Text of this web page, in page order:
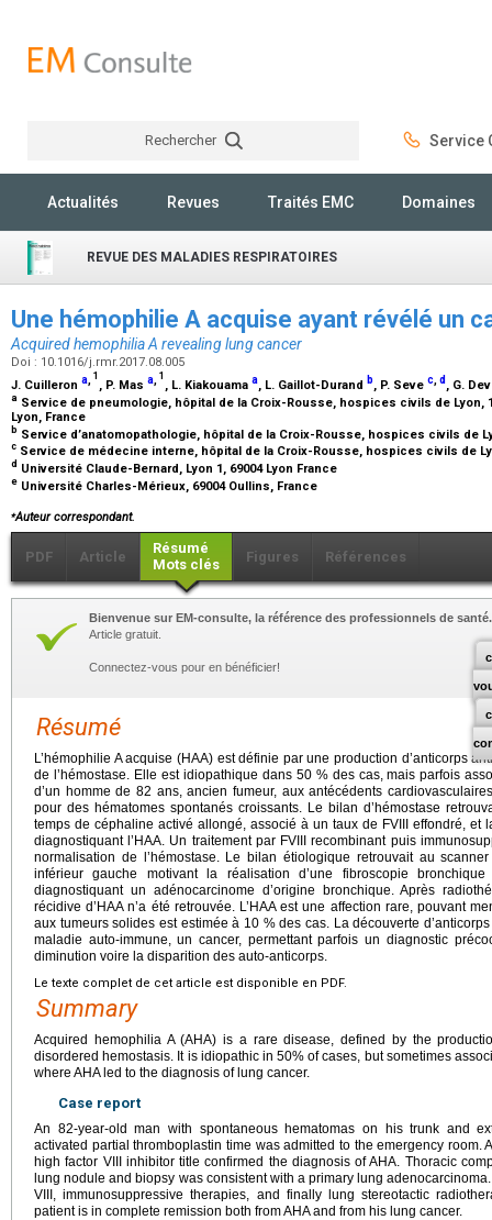
Rechercher Service
Actualités Revues Traités EMC Domaines
REVUE DES MALADIES RESPIRATOIRES
Une hémophilie A acquise ayant révélé un
Acquired hemophilia A revealing lung cancer
Doi : 10.1016/j.rmr.2017.08.005
J. Cuilleron a, 1
, P. Mas a, 1
, L. Kiakouama a, L. Gaillot-Durand b, P. Seve c,d , G.
a Service de pneumologie, hôpital de la Croix-Rousse, hospices civils de Lyon,
Lyon, France
b Service d’anatomopathologie, hôpital de la Croix-Rousse, hospices civils de
c Service de médecine interne, hôpital de la Croix-Rousse, hospices civils de
d Université Claude-Bernard, Lyon 1, 69004 Lyon France
e Université Charles-Mérieux, 69004 Oullins, France
⁎Auteur correspondant.
PDF Article
Résumé
Mots clés
Figures Références
Bienvenue sur EM-consulte, la référence des professionnels de santé.
Article gratuit.
Connectez-vous pour en bénéficier!
Résumé
L’hémophilie A acquise (HAA) est définie par une production d’anticorps
de l’hémostase. Elle est idiopathique dans 50 % des cas, mais parfois
d’un homme de 82 ans, ancien fumeur, aux antécédents
pour des hématomes spontanés croissants. Le bilan d’hémostase
temps de céphaline activé allongé, associé à un taux de FVIII effondré, et
diagnostiquant l’HAA. Un traitement par FVIII recombinant puis
normalisation de l’hémostase. Le bilan étiologique retrouvait au
inférieur gauche motivant la réalisation d’une fibroscopie
diagnostiquant un adénocarcinome d’origine bronchique. Après
récidive d’HAA n’a été retrouvée. L’HAA est une affection rare, pouvant
aux tumeurs solides est estimée à 10 % des cas. La découverte
maladie auto-immune, un cancer, permettant parfois un diagnostic
diminution voire la disparition des auto-anticorps.
Le texte complet de cet article est disponible en PDF.
Summary
Acquired hemophilia A (AHA) is a rare disease, defined by the
disordered hemostasis. It is idiopathic in 50% of cases, but sometimes
where AHA led to the diagnosis of lung cancer.
Case report
An 82-year-old man with spontaneous hematomas on his trunk and
activated partial thromboplastin time was admitted to the emergency room.
high factor VIII inhibitor title confirmed the diagnosis of AHA. Thoracic
lung nodule and biopsy was consistent with a primary lung
VIII, immunosuppressive therapies, and finally lung stereotactic
patient is in complete remission both from AHA and from his lung cancer.